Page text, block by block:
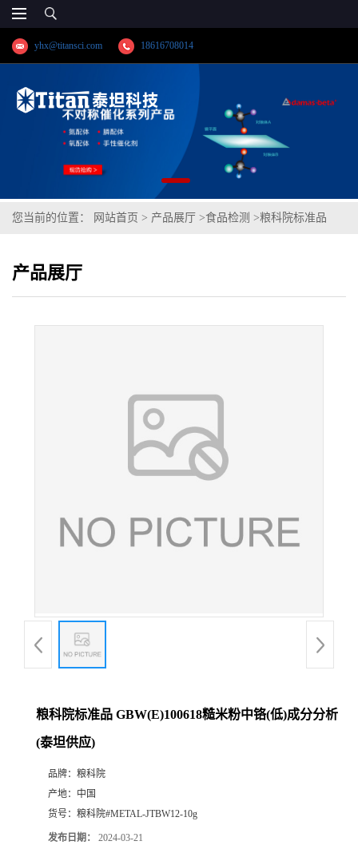
yhx@titansci.com 18616708014
您当前的位置： 网站首页 > 产品展厅 >食品检测 >粮科院标准品
产品展厅
粮科院标准品 GBW(E)100618糙米粉中铬(低)成分分析
(泰坦供应)
品牌： 粮科院
产地： 中国
货号： 粮科院#METAL-JTBW12-10g
发布日期： 2024-03-21